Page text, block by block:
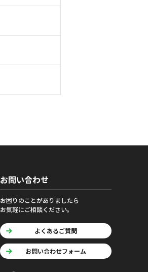
お問い合わせ
お困りのことがありましたら
お気軽にご相談ください。
よくあるご質問
お問い合わせフォーム